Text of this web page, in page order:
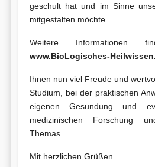
geschult hat und im Sinne
mitgestalten möchte.
Weitere Informationen
www.BioLogisches-
Ihnen nun viel Freude und
Studium, bei der praktischen
eigenen Gesundung und
medizinischen Forschung
Themas.
Mit herzlichen